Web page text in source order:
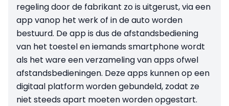
regeling door de fabrikant zo is uitgerust, via een
app vanop het werk of in de auto worden
bestuurd. De app is dus de afstandsbediening
van het toestel en iemands smartphone wordt
als het ware een verzameling van apps ofwel
afstandsbedieningen. Deze apps kunnen op een
digitaal platform worden gebundeld, zodat ze
niet steeds apart moeten worden opgestart.